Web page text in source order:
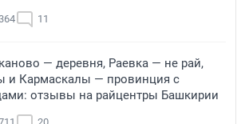
11
— деревня, Раевка — не рай,
и Кармаскалы — провинция с
отзывы на райцентры Башкирии